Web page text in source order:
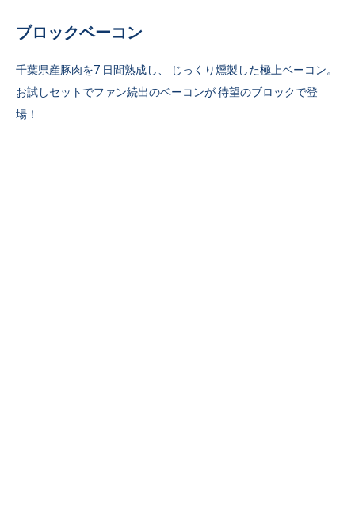
ブロックベーコン
千葉県産豚肉を7 日間熟成し、 じっくり燻製した極上ベーコン。
お試しセットでファン続出のベーコンが 待望のブロックで登
場！